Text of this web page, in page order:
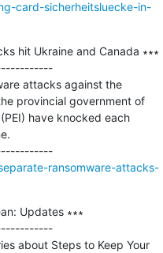
card-sicherheitsluecke-in-
hit Ukraine and Canada ∗∗∗
attacks against the
provincial government of
have knocked each
---------------------------------------------
ransomware-attacks-
Updates ∗∗∗
about Steps to Keep Your